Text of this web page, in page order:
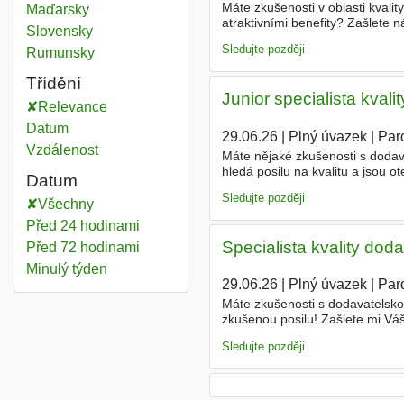
Maďarsky
Slovensky
Rumunsky
Třídění
Relevance
Datum
Vzdálenost
Datum
Všechny
Před 24 hodinami
Před 72 hodinami
Minulý týden
Máte zkušenosti v oblasti
atraktivními benefity? Zašlete
Sledujte později
Junior specialista
29.06.26| Plný úvazek|
Máte nějaké zkušenosti s
hledá posilu na kvalitu a jsou
Sledujte později
Specialista kvality
29.06.26| Plný úvazek|
Máte zkušenosti s
zkušenou posilu! Zašlete mi
Sledujte později